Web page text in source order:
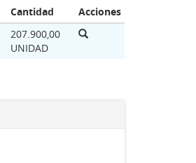
Cantidad
Acciones
207.900,00
UNIDAD